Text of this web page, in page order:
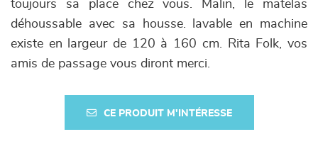
toujours sa place chez vous. Malin, le matelas
déhoussable avec sa housse. lavable en machine
existe en largeur de 120 à 160 cm. Rita Folk, vos
amis de passage vous diront merci.
CE PRODUIT M'INTÉRESSE